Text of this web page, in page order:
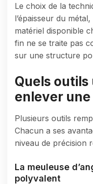
Le choix de la
l’épaisseur du
matériel disponible
fin ne se traite pas
sur une structure
Quels
enlever
Plusieurs outils
Chacun a ses
niveau de précision
La meuleuse
polyvalent